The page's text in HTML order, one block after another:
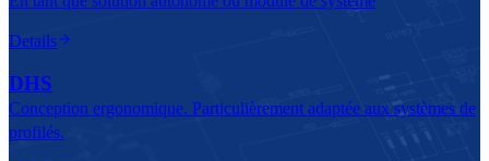
Details
DHS
Conception ergonomique. Particulièrement adaptée aux systèmes de
profilés.